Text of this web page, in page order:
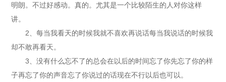
明朗。不过好感动。真的。尤其是一个比较陌生的人对你这样
讲。
2、每当我看天的时候我就不喜欢再说话每当我说话的时候我
却不敢再看天。
3、没有什么忘不了的总会在以后的时间忘了你先忘了你的样
子再忘了你的声音忘了你说过的话现在不行以后也可以。